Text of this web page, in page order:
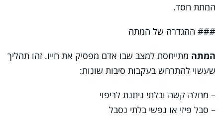
המתת חסד.
### ההגדרה של המתה
המתה מתייחסת למצב שבו אדם מפסיק את חייו. זהו תהליך
שעשוי להתרחש בעקבות סיבות שונות:
– מחלה קשה ובלתי ניתנת לריפוי
– סבל פיזי או נפשי בלתי נסבל